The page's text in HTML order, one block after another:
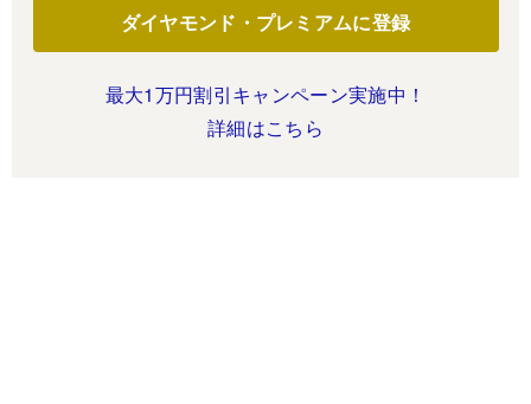
ダイヤモンド・プレミアムに登録
最大1万円割引キャンペーン実施中！
詳細はこちら